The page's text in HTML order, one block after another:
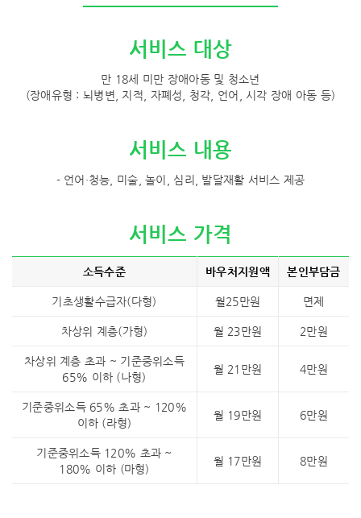
서비스 대상
만 18세 미만 장애아동 및 청소년
(장애유형 : 뇌병변, 지적, 자폐성, 청각, 언어, 시각 장애 아동 등)
서비스 내용
- 언어·청능, 미술, 놀이, 심리, 발달재활 서비스 제공
서비스 가격
소득수준 바우처지원액 본인부담금
기초생활수급자(다형) 월25만원 면제
차상위 계층(가형) 월 23만원 2만원
차상위 계층 초과 ~ 기준중위소득
65% 이하 (나형)
월 21만원 4만원
기준중위소득 65% 초과 ~ 120%
이하 (라형)
월 19만원 6만원
기준중위소득 120% 초과 ~
180% 이하 (마형)
월 17만원 8만원